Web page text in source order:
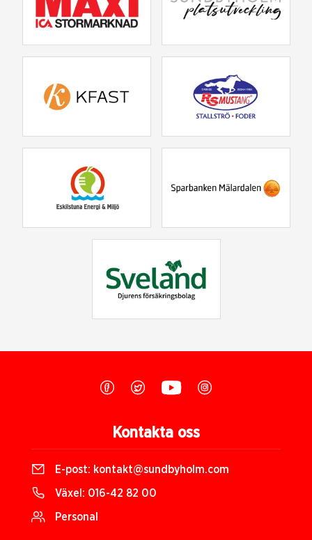
Kontakta oss
E-post: kontakt@sundbyholm.com
Växel: 016-42 82 00
Personal